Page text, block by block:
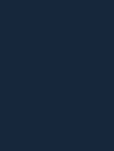
janela)
nova janela)
uma nova janela)